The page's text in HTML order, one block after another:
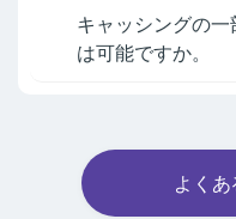
キャッシングの一
は可能ですか。
よくあ